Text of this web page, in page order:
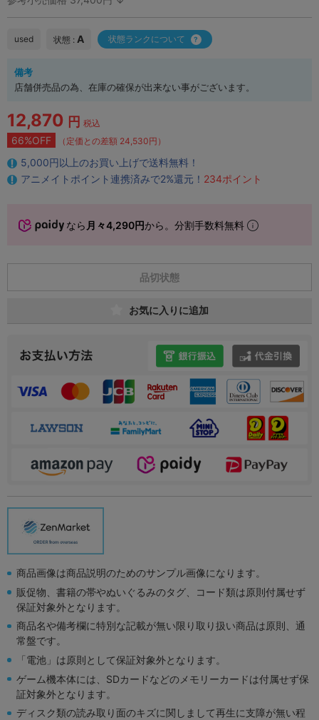
used 状態 : A 状態ランクについて
備考
店舗併売品の為、在庫の確保が出来ない事がございます。
12,870 円 税込
66%OFF （定価との差額 24,530円）
5,000円以上のお買い上げで送料無料！
アニメイトポイント連携済みで2%還元！ 234ポイント
なら 月々4,290円から。分割手数料無料
品切状態
お気に入りに追加
商品画像は商品説明のためのサンプル画像になります。
販促物、書籍の帯やぬいぐるみのタグ、コード類は原則付属せず
保証対象外となります。
商品名や備考欄に特別な記載が無い限り取り扱い商品は原則、通
常盤です。
「電池」は原則として保証対象外となります。
ゲーム機本体には、SDカードなどのメモリーカードは付属せず保
証対象外となります。
ディスク類の読み取り面のキズに関しまして再生に支障が無い程